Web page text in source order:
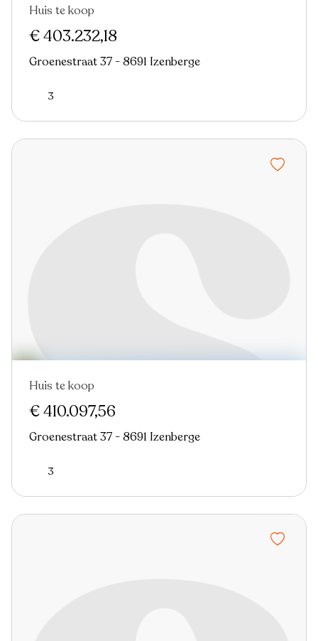
Huis te koop
€ 403.232,18
Groenestraat 37 - 8691 Izenberge
3
Huis te koop
€ 410.097,56
Groenestraat 37 - 8691 Izenberge
3